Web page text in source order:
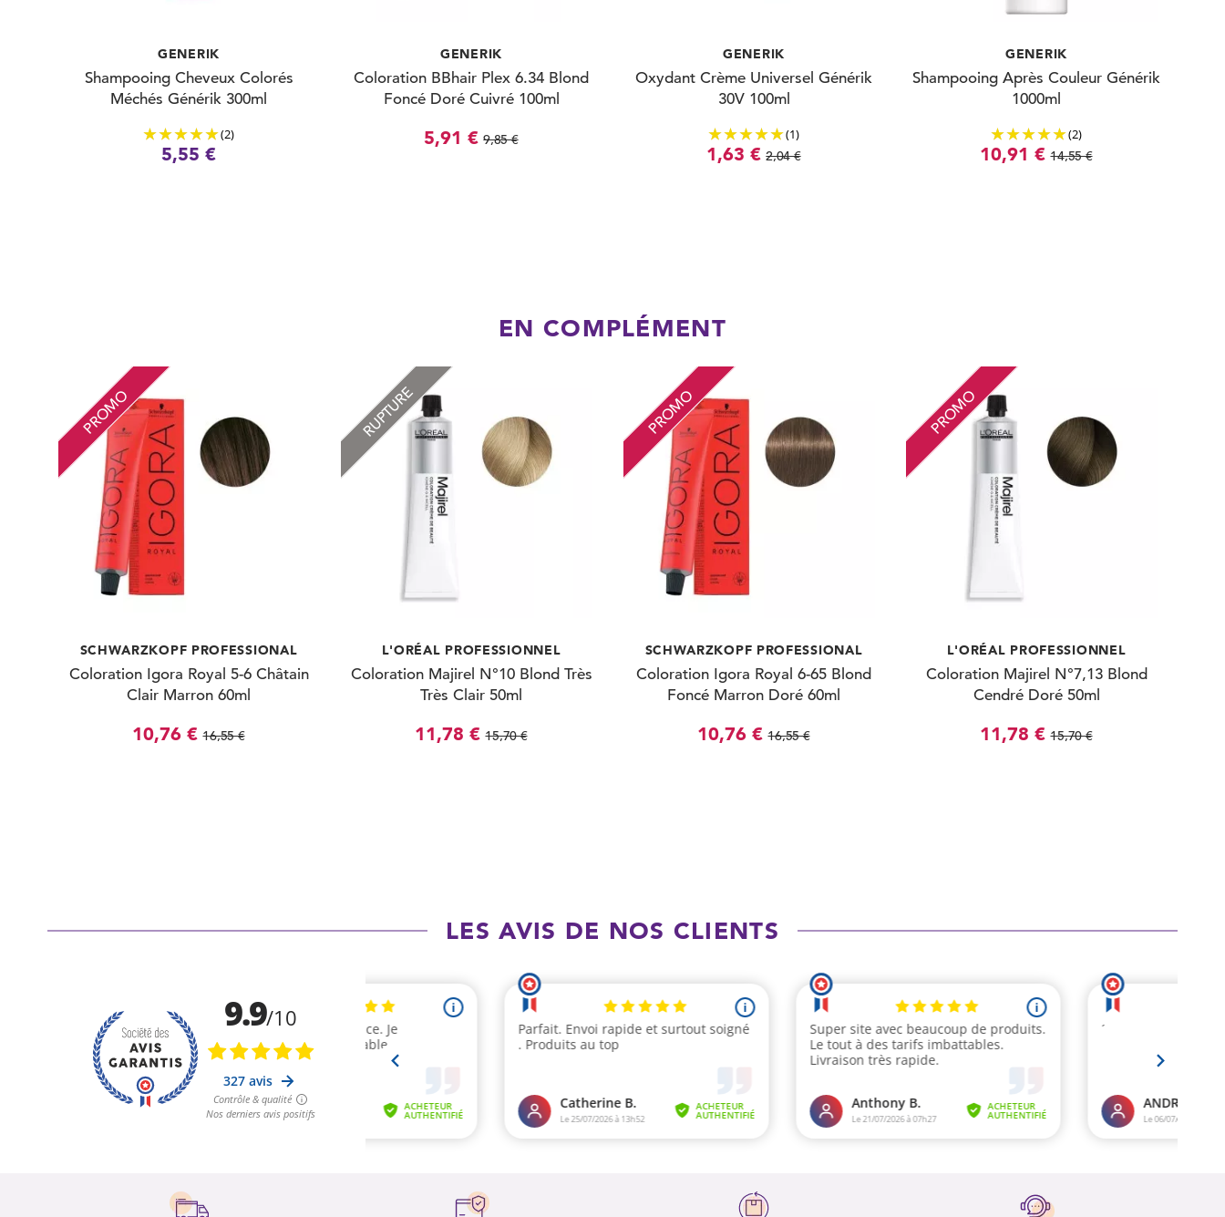
GENERIK
Shampooing Cheveux Colorés
Méchés Générik 300ml
(2)
5,55 €
GENERIK
Coloration BBhair Plex 6.34 Blond
Foncé Doré Cuivré 100ml
5,91 € 9,85 €
GENERIK
Oxydant Crème Universel Générik
30V 100ml
(1)
1,63 € 2,04 €
GENERIK
Shampooing Après Couleur Générik
1000ml
(2)
10,91 € 14,55 €
EN COMPLÉMENT
PROMO
SCHWARZKOPF PROFESSIONAL
Coloration Igora Royal 5-6 Châtain
Clair Marron 60ml
10,76 € 16,55 €
RUPTURE
L'ORÉAL PROFESSIONNEL
Coloration Majirel N°10 Blond Très
Très Clair 50ml
11,78 € 15,70 €
PROMO
SCHWARZKOPF PROFESSIONAL
Coloration Igora Royal 6-65 Blond
Foncé Marron Doré 60ml
10,76 € 16,55 €
PROMO
L'ORÉAL PROFESSIONNEL
Coloration Majirel N°7,13 Blond
Cendré Doré 50ml
11,78 € 15,70 €
LES AVIS DE NOS CLIENTS